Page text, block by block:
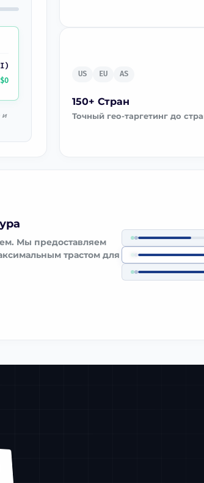
$0
и
US EU AS
150+ Стран
Точный гео-таргетинг до
Мы предоставляем
трастом для